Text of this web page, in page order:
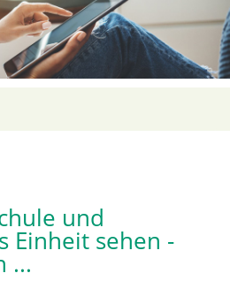
und
Einheit sehen -
...